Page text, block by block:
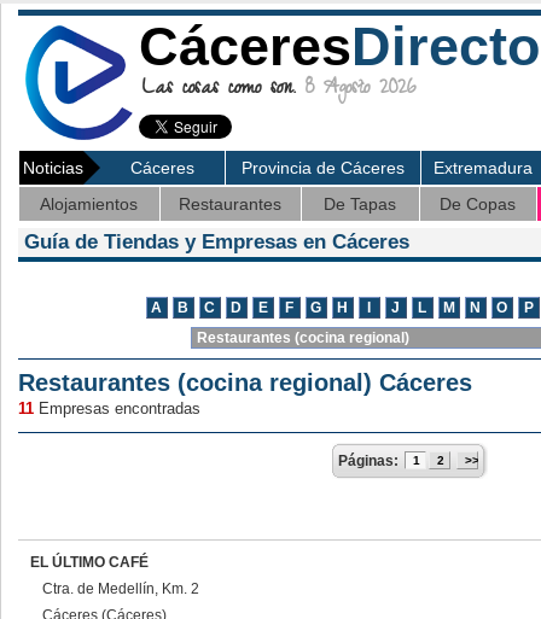
CáceresDirecto
Las cosas como son. 8 Agosto 2026
Noticias Cáceres Provincia de Cáceres
Extremadura
Alojamientos
Restaurantes De Tapas De Copas
Guía de Tiendas y Empresas en Cáceres
Restaurantes (cocina regional) Cáceres
11 Empresas encontradas
Páginas: 1 2 >>
EL ÚLTIMO CAFÉ
Ctra. de Medellín, Km. 2
Cáceres (Cáceres)